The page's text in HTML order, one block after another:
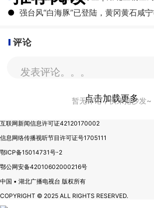
●
评论
发表评论。。。
暂无评论，快来抢沙发~
点击加载更多
互联网新闻信息许可证42120170002
信息网络传播视听节目许可证号1705111
鄂ICP备15014731号-2
鄂公网安备42010602000216号
中国 • 湖北广播电视台 版权所有
COPYRIGHT © 2025 ALL RIGHTS RESERVED.